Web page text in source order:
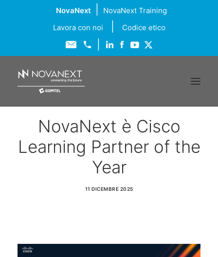
NovaNext
NovaNext Training
Lavora con noi
Codice etico
Chi siamo
Soluzioni
NovaNext è Cisco
Learning Partner of the
Year
11 DICEMBRE 2025